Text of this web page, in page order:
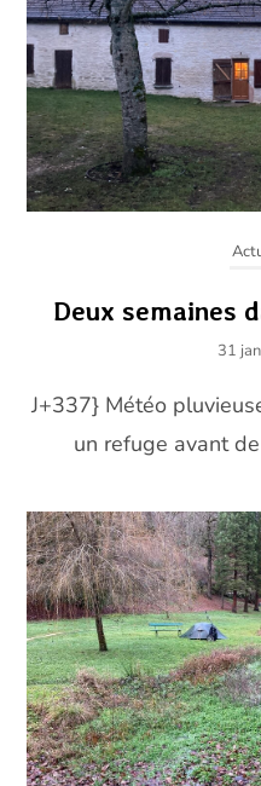
Deux semaines
31
J+337} Météo
un refuge avant